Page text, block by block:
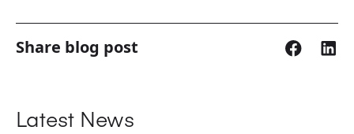
Share blog post
Latest News